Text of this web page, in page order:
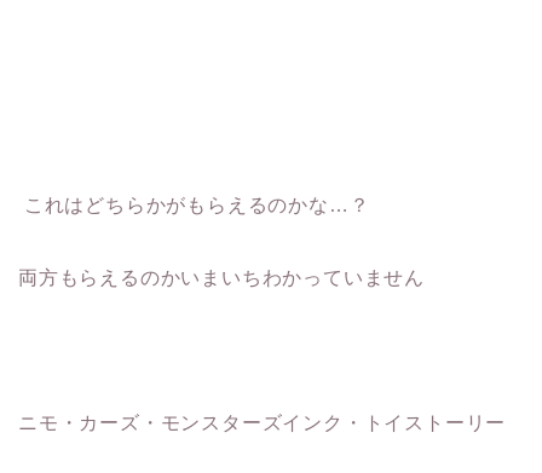
これはどちらかがもらえるのかな…？
両方もらえるのかいまいちわかっていません
ニモ・カーズ・モンスターズインク・トイストーリー